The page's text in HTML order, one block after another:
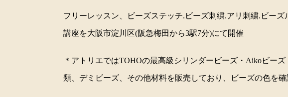
フリーレッスン、ビーズステッチ.ビーズ刺繍.アリ刺繍.ビー
講座を大阪市淀川区(阪急梅田から3駅7分)にて開催
＊アトリエではTOHOの最高級シリンダービーズ・Aikoビー
類、デミビーズ、その他材料を販売しており、ビーズの色を確